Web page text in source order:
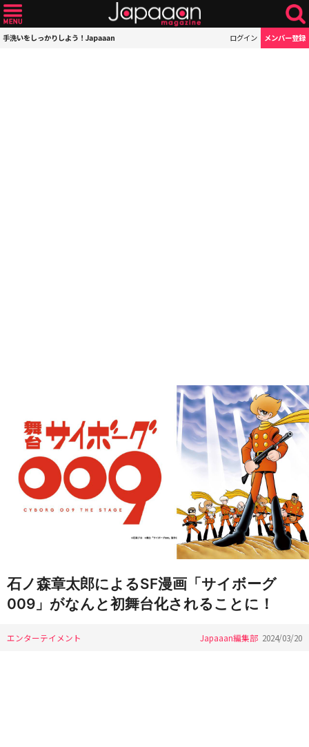
手洗いをしっかりしよう！Japaaan ログイン メンバー登録
石ノ森章太郎によるSF漫画「サイボーグ
009」がなんと初舞台化されることに！
エンターテイメント Japaaan編集部 2024/03/20